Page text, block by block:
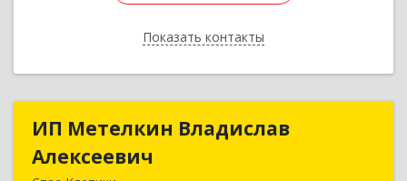
Показать контакты
Назад
ИП Метелкин Владислав
Алексеевич
ИП Метелкин Владислав